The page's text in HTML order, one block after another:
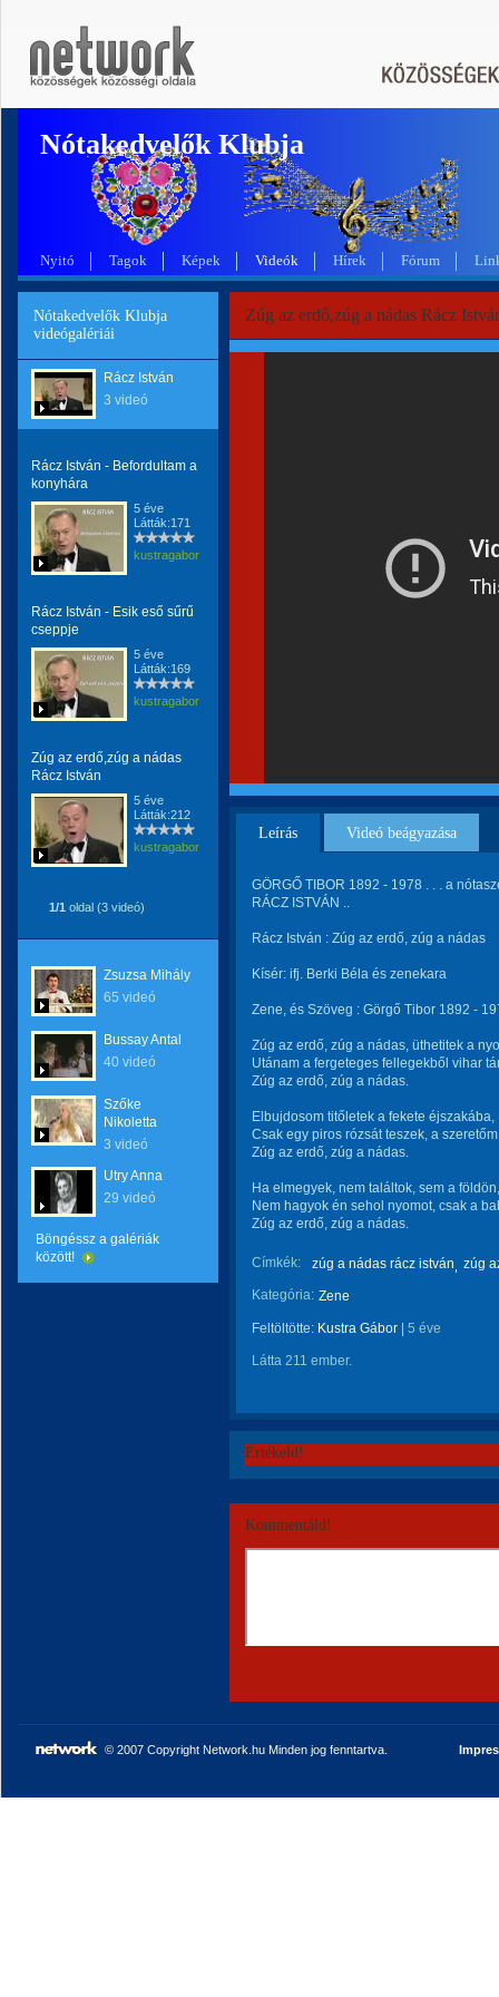
Nótakedvelők Klubja
Nyitó Tagok Képek Videók Hírek Fórum
Nótakedvelők Klubja
videógalériái
Rácz István
3 videó
Rácz István - Befordultam a
konyhára
5 éve
Látták:171
kustragabor
Rácz István - Esik eső sűrű
cseppje
5 éve
Látták:169
kustragabor
Zúg az erdő,zúg a nádas
Rácz István
5 éve
Látták:212
kustragabor
1/1 oldal (3 videó)
Zsuzsa Mihály
65 videó
Bussay Antal
40 videó
Szőke
Nikoletta
3 videó
Utry Anna
29 videó
Böngéssz a galériák
között!
Zúg az erdő,zúg a nádas Rácz
Leírás Videó beágyazása
GÖRGŐ TIBOR 1892 - 1978 . . . a
RÁCZ ISTVÁN ..
Rácz István : Zúg az erdő, zúg a nádas
Kísér: ifj. Berki Béla és zenekara
Zene, és Szöveg : Görgő Tibor 1892 -
Zúg az erdő, zúg a nádas, üthetitek a
Utánam a fergeteges fellegekből vihar
Zúg az erdő, zúg a nádas.
Elbujdosom titőletek a fekete éjszakába,
Csak egy piros rózsát teszek, a
Zúg az erdő, zúg a nádas.
Ha elmegyek, nem találtok, sem a
Nem hagyok én sehol nyomot, csak a
Zúg az erdő, zúg a nádas.
Címkék: zúg a nádas rácz istván
zúg
Kategória: Zene
Feltöltötte: Kustra Gábor 5 éve
Látta 211 ember.
Értékeld!
Kommentáld!
© 2007 Copyright Network.hu Minden jog fenntartva.